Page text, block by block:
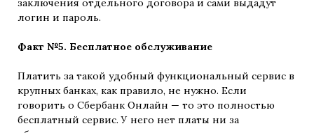
заключения отдельного договора и сами выдадут
логин и пароль.
Факт №5. Бесплатное обслуживание
Платить за такой удобный функциональный сервис в
крупных банках, как правило, не нужно. Если
говорить о Сбербанк Онлайн — то это полностью
бесплатный сервис. У него нет платы ни за